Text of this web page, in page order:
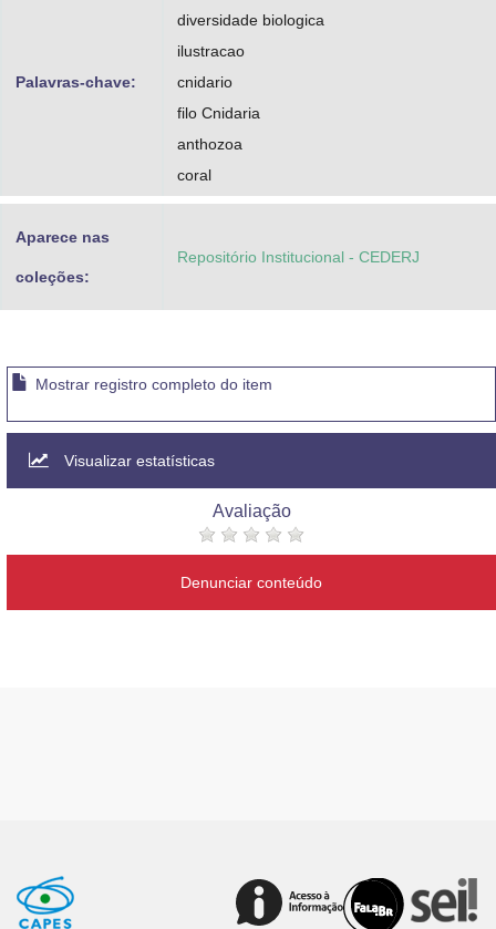
Palavras-chave:
diversidade biologica
ilustracao
cnidario
filo Cnidaria
anthozoa
coral
Aparece nas
coleções:
Repositório Institucional - CEDERJ
Mostrar registro completo do item
Visualizar estatísticas
Avaliação
Denunciar conteúdo